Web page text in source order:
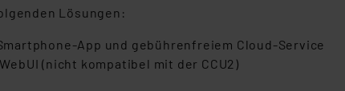
Lösungen:
App und gebührenfreiem Cloud-Service
(nicht kompatibel mit der CCU2)